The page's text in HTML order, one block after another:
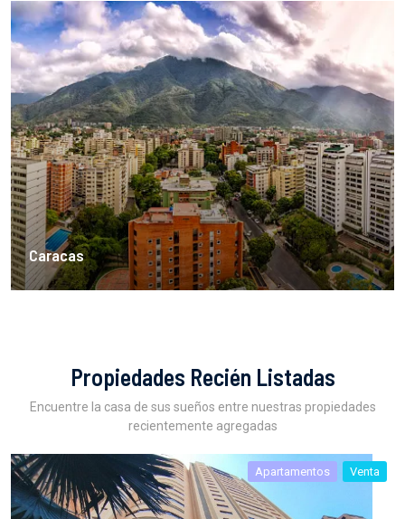
Caracas
Propiedades Recién Listadas
Encuentre la casa de sus sueños entre nuestras propiedades
recientemente agregadas
Apartamentos Venta